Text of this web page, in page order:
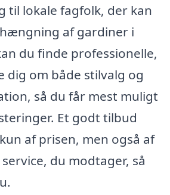
til lokale fagfolk, der kan
af gardiner i
du finde professionelle,
dig om både stilvalg og
så du får mest muligt
Et godt tilbud
af prisen, men også af
du modtager, så